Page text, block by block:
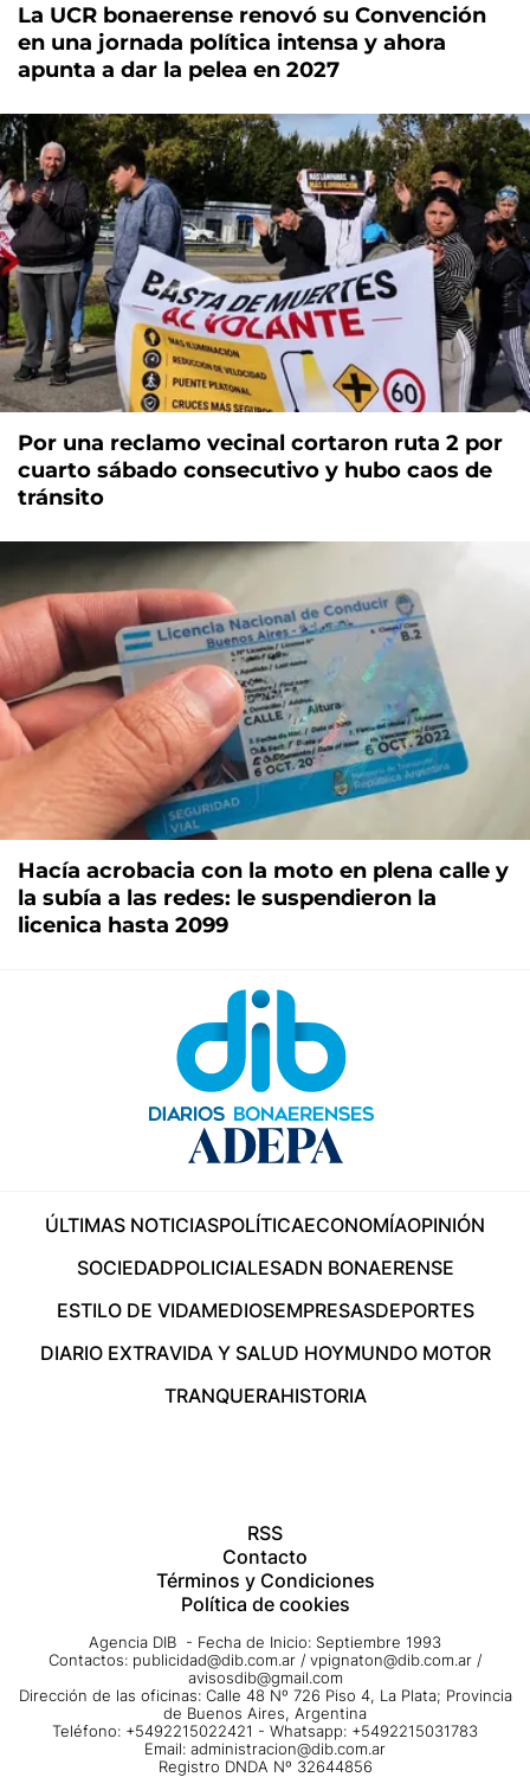
La UCR bonaerense renovó su Convención
en una jornada política intensa y ahora
apunta a dar la pelea en 2027
Por una reclamo vecinal cortaron ruta 2 por
cuarto sábado consecutivo y hubo caos de
tránsito
Hacía acrobacia con la moto en plena calle y
la subía a las redes: le suspendieron la
licenica hasta 2099
ÚLTIMAS NOTICIASPOLÍTICAECONOMÍAOPINIÓN
SOCIEDADPOLICIALESADN BONAERENSE
ESTILO DE VIDAMEDIOSEMPRESASDEPORTES
DIARIO EXTRAVIDA Y SALUD HOYMUNDO MOTOR
TRANQUERAHISTORIA
RSS
Contacto
Términos y Condiciones
Política de cookies
Agencia DIB - Fecha de Inicio: Septiembre 1993
Contactos: publicidad@dib.com.ar / vpignaton@dib.com.ar /
avisosdib@gmail.com
Dirección de las oficinas: Calle 48 Nº 726 Piso 4, La Plata; Provincia
de Buenos Aires, Argentina
Teléfono: +5492215022421 - Whatsapp: +5492215031783
Email: administracion@dib.com.ar
Registro DNDA Nº 32644856